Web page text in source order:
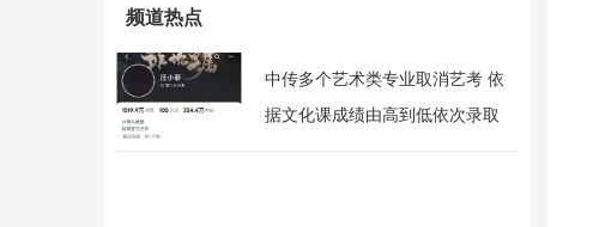
频道热点
中传多个艺术类专业取消艺考 依
据文化课成绩由高到低依次录取